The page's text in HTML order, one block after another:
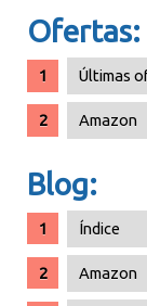
Ofertas:
Últimas
Amazon
Blog:
Índice
Amazon